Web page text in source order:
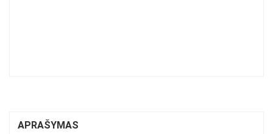
APRAŠYMAS